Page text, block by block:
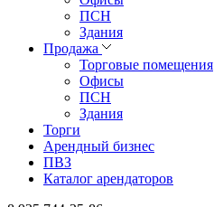
ПСН
Здания
Продажа
Торговые помещения
Офисы
ПСН
Здания
Торги
Арендный бизнес
ПВЗ
Каталог арендаторов